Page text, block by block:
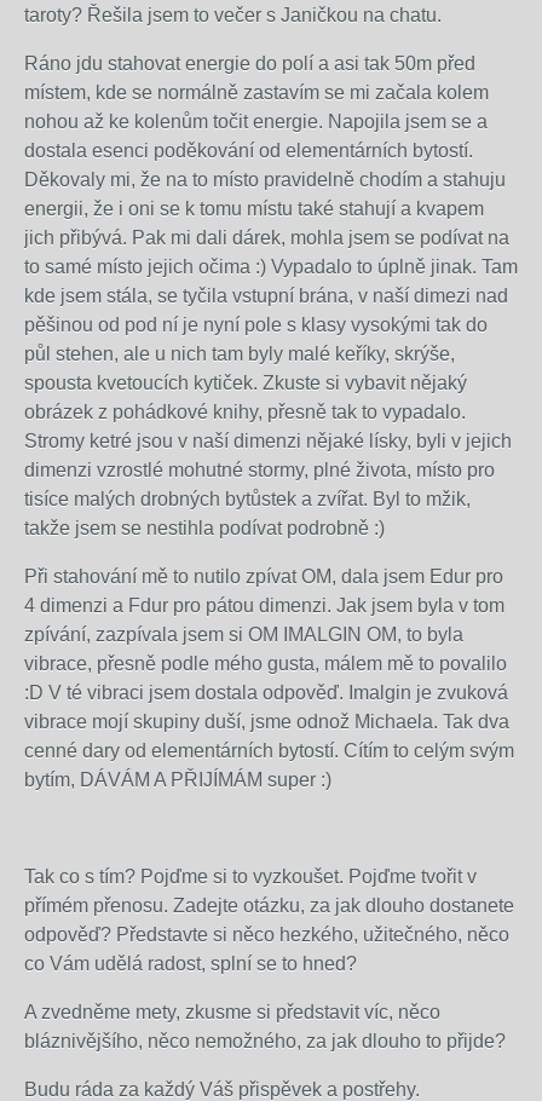
taroty? Řešila jsem to večer s Janičkou na chatu.
Ráno jdu stahovat energie do polí a asi tak 50m před
místem, kde se normálně zastavím se mi začala kolem
nohou až ke kolenům točit energie. Napojila jsem se a
dostala esenci poděkování od elementárních bytostí.
Děkovaly mi, že na to místo pravidelně chodím a stahuju
energii, že i oni se k tomu místu také stahují a kvapem
jich přibývá. Pak mi dali dárek, mohla jsem se podívat na
to samé místo jejich očima :) Vypadalo to úplně jinak. Tam
kde jsem stála, se tyčila vstupní brána, v naší dimezi nad
pěšinou od pod ní je nyní pole s klasy vysokými tak do
půl stehen, ale u nich tam byly malé keříky, skrýše,
spousta kvetoucích kytiček. Zkuste si vybavit nějaký
obrázek z pohádkové knihy, přesně tak to vypadalo.
Stromy ketré jsou v naší dimenzi nějaké lísky, byli v jejich
dimenzi vzrostlé mohutné stormy, plné života, místo pro
tisíce malých drobných bytůstek a zvířat. Byl to mžik,
takže jsem se nestihla podívat podrobně :)
Při stahování mě to nutilo zpívat OM, dala jsem Edur pro
4 dimenzi a Fdur pro pátou dimenzi. Jak jsem byla v tom
zpívání, zazpívala jsem si OM IMALGIN OM, to byla
vibrace, přesně podle mého gusta, málem mě to povalilo
:D V té vibraci jsem dostala odpověď. Imalgin je zvuková
vibrace mojí skupiny duší, jsme odnož Michaela. Tak dva
cenné dary od elementárních bytostí. Cítím to celým svým
bytím, DÁVÁM A PŘIJÍMÁM super :)
Tak co s tím? Pojďme si to vyzkoušet. Pojďme tvořit v
přímém přenosu. Zadejte otázku, za jak dlouho dostanete
odpověď? Představte si něco hezkého, užitečného, něco
co Vám udělá radost, splní se to hned?
A zvedněme mety, zkusme si představit víc, něco
bláznivějšího, něco nemožného, za jak dlouho to přijde?
Budu ráda za každý Váš přispěvek a postřehy.